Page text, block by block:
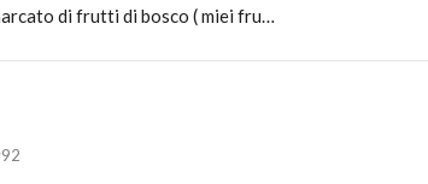
di frutti di bosco ( miei fru…